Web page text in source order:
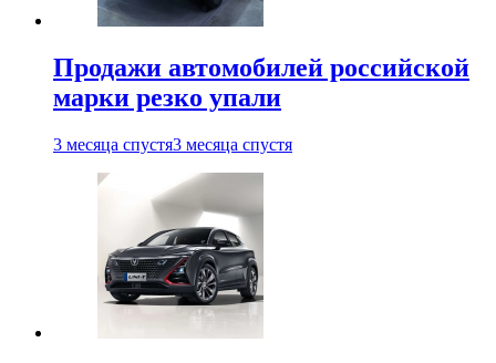
Продажи автомобилей российской
марки резко упали
3 месяца спустя3 месяца спустя